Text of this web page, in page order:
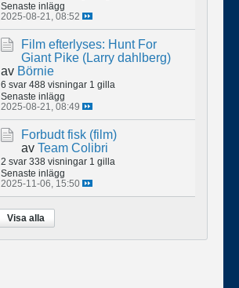
Senaste inlägg
2025-08-21, 08:52
Film efterlyses: Hunt For
Giant Pike (Larry dahlberg)
av Börnie
6 svar 488 visningar 1 gilla
Senaste inlägg
2025-08-21, 08:49
Forbudt fisk (film)
av Team Colibri
2 svar 338 visningar 1 gilla
Senaste inlägg
2025-11-06, 15:50
Visa alla